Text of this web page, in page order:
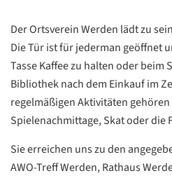
Der Ortsverein Werden lädt zu
Die Tür ist für jederman geöffnet
Tasse Kaffee zu halten oder beim
Bibliothek nach dem Einkauf im
regelmäßigen Aktivitäten
Spielenachmittage, Skat oder die
Sie erreichen uns zu den
AWO-Treff Werden, Rathaus